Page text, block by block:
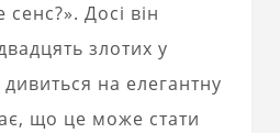
Досі він
злотих у
на елегантну
що це може стати